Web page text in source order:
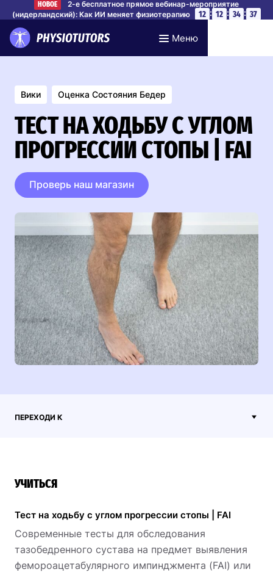
НОВОЕ
2-е бесплатное прямое вебинар-мероприятие
(нидерландский): Как ИИ меняет физиотерапию
12 : 12 : 34 : 36
Меню
Вики Оценка Состояния Бедер
ТЕСТ НА ХОДЬБУ С УГЛОМ
ПРОГРЕССИИ СТОПЫ | FAI
Проверь наш магазин
ПЕРЕХОДИ К
УЧИТЬСЯ
Тест на ходьбу с углом прогрессии стопы | FAI
Современные тесты для обследования
тазобедренного сустава на предмет выявления
фемороацетабулярного импинджмента (FAI) или